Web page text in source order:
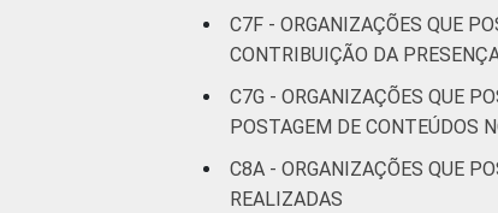
C7F - ORGANIZAÇÕES QUE
CONTRIBUIÇÃO DA
C7G - ORGANIZAÇÕES QUE
POSTAGEM DE CONTEÚDOS
C8A - ORGANIZAÇÕES QUE
REALIZADAS